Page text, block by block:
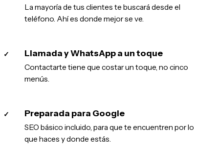
La mayoría de tus clientes te buscará desde el
teléfono. Ahí es donde mejor se ve.
✓ Llamada y WhatsApp a un toque
Contactarte tiene que costar un toque, no cinco
menús.
✓ Preparada para Google
SEO básico incluido, para que te encuentren por lo
que haces y donde estás.